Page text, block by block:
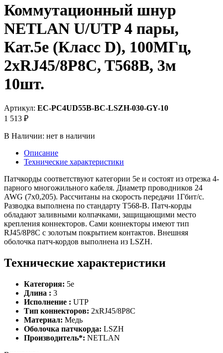
Коммутационный шнур
NETLAN U/UTP 4 пары,
Кат.5е (Класс D), 100МГц,
2хRJ45/8P8C, T568B, 3м
10шт.
Артикул: EC-PC4UD55B-BC-LSZH-030-GY-10
1 513 ₽
В Наличии: нет в наличии
Описание
Технические характеристики
Патчкорды соответствуют категории 5е и состоят из отрезка 4-
парного многожильного кабеля. Диаметр проводников 24
AWG (7х0,205). Рассчитаны на скорость передачи 1Гбит/с.
Разводка выполнена по стандарту T568-B. Патч-корды
обладают заливными колпачками, защищающими место
крепления коннекторов. Сами коннекторы имеют тип
RJ45/8P8C с золотым покрытием контактов. Внешняя
оболочка патч-кордов выполнена из LSZH.
Технические характеристики
Категория: 5e
Длина : 3
Исполнение : UTP
Тип коннекторов: 2хRJ45/8P8C
Материал: Медь
Оболочка патчкорда: LSZH
Производитель*: NETLAN